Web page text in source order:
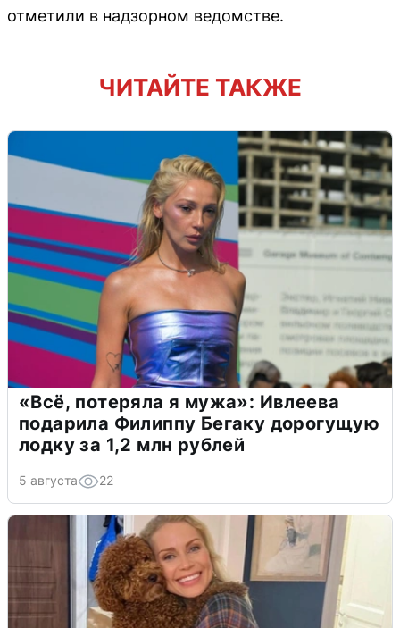
отметили в надзорном ведомстве.
ЧИТАЙТЕ ТАКЖЕ
«Всё, потеряла я мужа»: Ивлеева
подарила Филиппу Бегаку дорогущую
лодку за 1,2 млн рублей
5 августа 22